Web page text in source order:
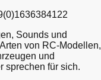
Sounds und
von RC-Modellen,
und
sprechen für sich.